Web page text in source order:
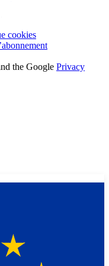
cookies
the Google Privacy